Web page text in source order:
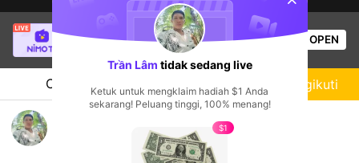
sedang siaran langsung!
Penonton OPEN
Chat Streamer Mengikuti
Trần Lâm tidak sedang live
Ketuk untuk mengklaim hadiah $1 Anda
sekarang! Peluang tinggi, 100% menang!
$1